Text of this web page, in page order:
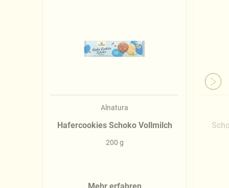
Alnatura
Hafercookies Schoko Vollmilch
200 g